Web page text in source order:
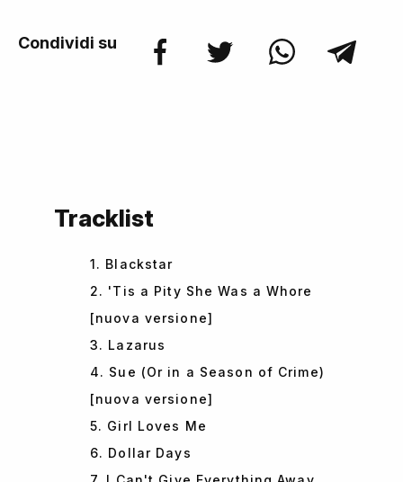
Condividi su
Tracklist
1. Blackstar
2. 'Tis a Pity She Was a Whore
[nuova versione]
3. Lazarus
4. Sue (Or in a Season of Crime)
[nuova versione]
5. Girl Loves Me
6. Dollar Days